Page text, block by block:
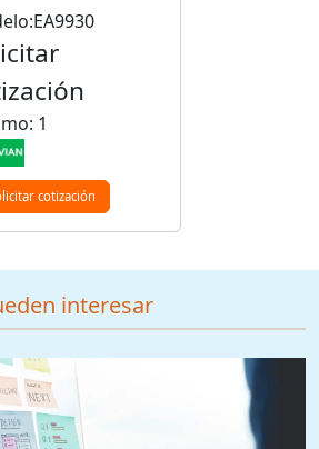
1
cotización
interesar